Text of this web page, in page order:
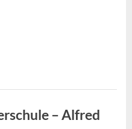
– Alfred